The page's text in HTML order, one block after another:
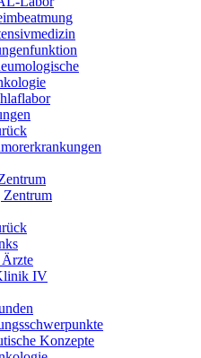
Zentrum
IV
Konzepte